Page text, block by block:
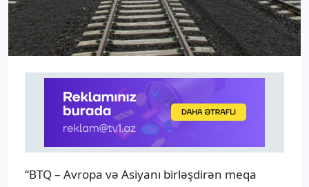
“BTQ – Avropa və Asiyanı birləşdirən meqa